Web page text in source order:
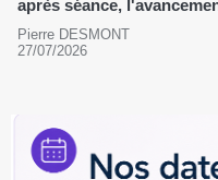
après séance,
Pierre DESMONT
27/07/2026